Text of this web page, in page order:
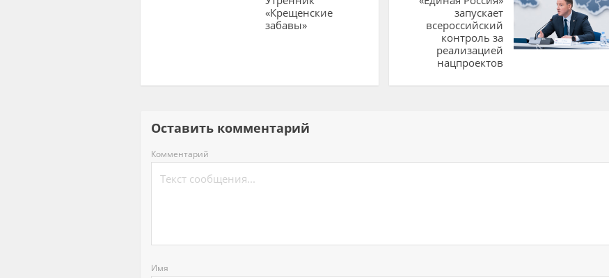
«Крещенские
забавы»
запускает
всероссийский
контроль за
реализацией
нацпроектов
Оставить комментарий
Комментарий
Имя